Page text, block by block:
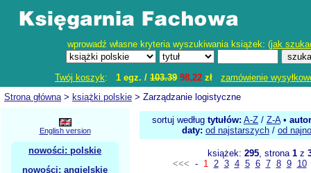
wprowadź własne kryteria wyszukiwania książek: (jak
Twój koszyk: 1 egz. / 103.39 98,22 zł
zamówienie
Strona główna> książki polskie > Zarządzanie logistyczne
English version
nowości: polskie
nowości: angielskie
sortuj według tytułów: A-Z / Z-A•
daty: od najstarszych / od
książek: 295, strona 1z
<<< - 1 2 3 4 5 6 7 8 9 10